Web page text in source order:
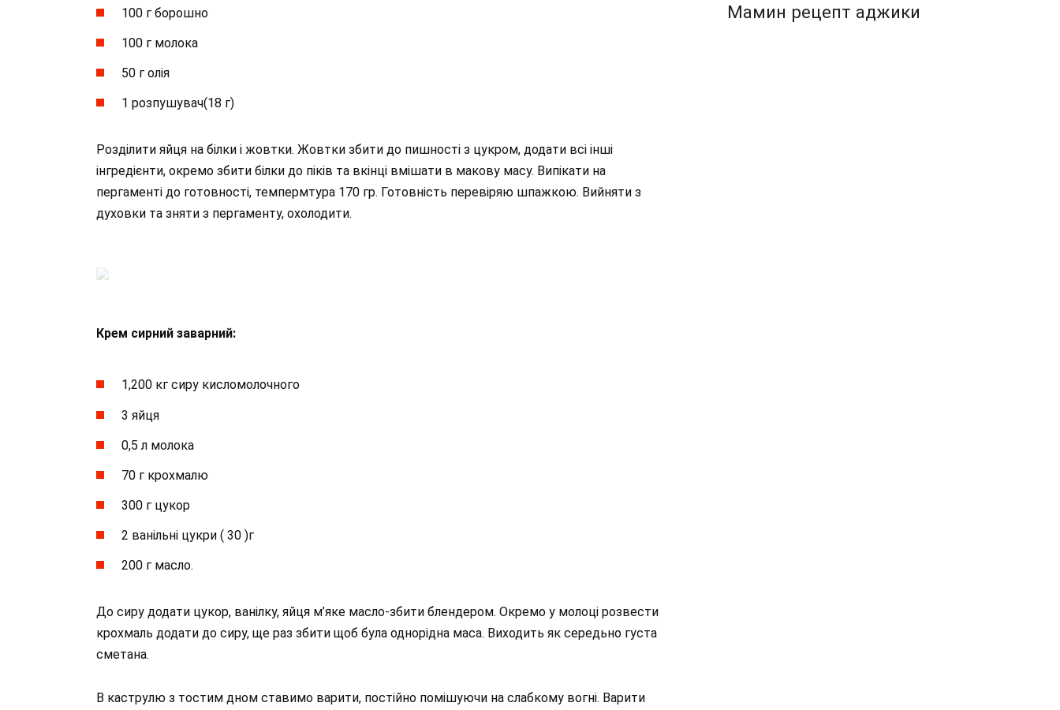
100 г борошно
100 г молока
50 г олія
1 розпушувач(18 г)
Розділити яйця на білки і жовтки. Жовтки збити до пишності з цукром, додати всі інші
інгредієнти, окремо збити білки до піків та вкінці вмішати в макову масу. Випікати на
пергаменті до готовності, темпермтура 170 гр. Готовність перевіряю шпажкою. Вийняти з
духовки та зняти з пергаменту, охолодити.
Крем сирний заварний:
1,200 кг сиру кисломолочного
3 яйця
0,5 л молока
70 г крохмалю
300 г цукор
2 ванільні цукри ( 30 )г
200 г масло.
До сиру додати цукор, ванілку, яйця м’яке масло-збити блендером. Окремо у молоці розвести
крохмаль додати до сиру, ще раз збити щоб була однорідна маса. Виходить як середьно густа
сметана.
В каструлю з тостим дном ставимо варити, постійно помішуючи на слабкому вогні. Варити
Мамин рецепт аджики